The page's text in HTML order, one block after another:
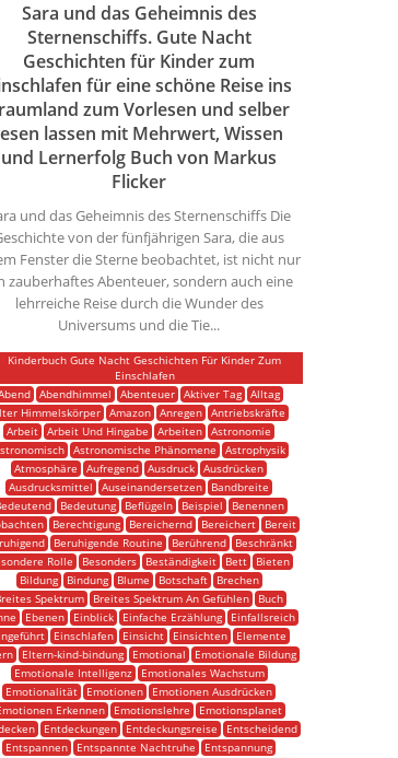
Sara und das Geheimnis des
Sternenschiffs. Gute Nacht
Geschichten für Kinder zum
für eine schöne Reise ins
zum Vorlesen und selber
lassen mit Mehrwert, Wissen
und Lernerfolg Buch von Markus
Flicker
und das Geheimnis des Sternenschiffs Die
von der fünfjährigen Sara, die aus
Fenster die Sterne beobachtet, ist nicht nur
zauberhaftes Abenteuer, sondern auch eine
lehrreiche Reise durch die Wunder des
Universums und die Tie...
Kinderbuch Gute Nacht Geschichten Für Kinder Zum
Einschlafen
Abendhimmel Abenteuer Aktiver Tag Alltag
Himmelskörper Amazon Anregen Antriebskräfte
Arbeit Arbeit Und Hingabe Arbeiten Astronomie
Astronomische Phänomene
Astrophysik
Atmosphäre
Aufregend Ausdruck Ausdrücken
Ausdrucksmittel
Auseinandersetzen
Bandbreite
Bedeutung Beflügeln Beispiel
Benennen
Berechtigung Bereichernd Bereichert
Bereit
Beruhigende Routine Berührend
Beschränkt
Rolle
Besonders Beständigkeit Bett
Bieten
Bildung
Bindung Blume Botschaft
Brechen
Spektrum
Breites Spektrum An Gefühlen
Buch
Ebenen Einblick Einfache Erzählung
Einfallsreich
Einschlafen Einsicht Einsichten
Elemente
Eltern-kind-bindung Emotional
Emotionale Bildung
Emotionale Intelligenz
Emotionales Wachstum
Emotionalität
Emotionen
Emotionen Ausdrücken
Erkennen
Emotionslehre
Emotionsplanet
Entdeckungen Entdeckungsreise
Entscheidend
Entspannen
Entspannte Nachtruhe
Entspannung